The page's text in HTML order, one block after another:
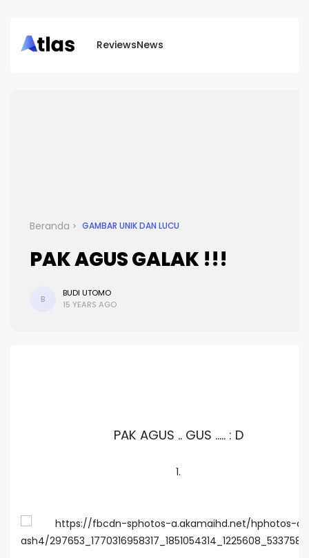
ReviewsNews
Beranda GAMBAR UNIK DAN LUCU
PAK AGUS GALAK !!!
B
BUDI UTOMO
15 YEARS AGO
PAK AGUS .. GUS ..... : D
1.